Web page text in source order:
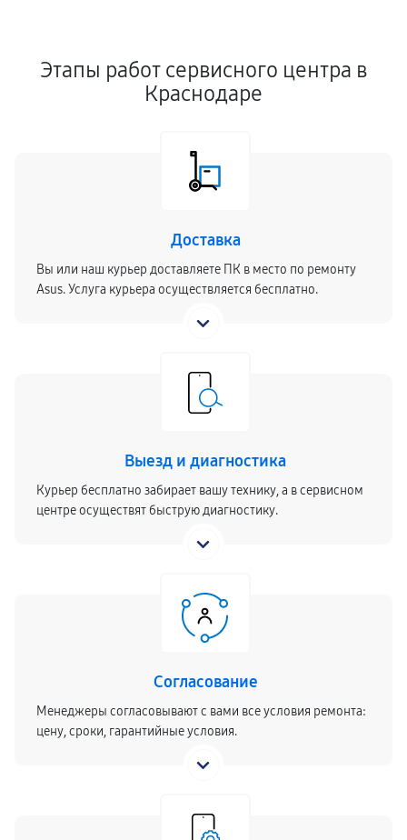
Этапы работ сервисного центра в
Краснодаре
Доставка
Вы или наш курьер доставляете ПК в место по ремонту
Asus. Услуга курьера осуществляется бесплатно.
Выезд и диагностика
Курьер бесплатно забирает вашу технику, а в сервисном
центре осуществят быструю диагностику.
Согласование
Менеджеры согласовывают с вами все условия ремонта:
цену, сроки, гарантийные условия.